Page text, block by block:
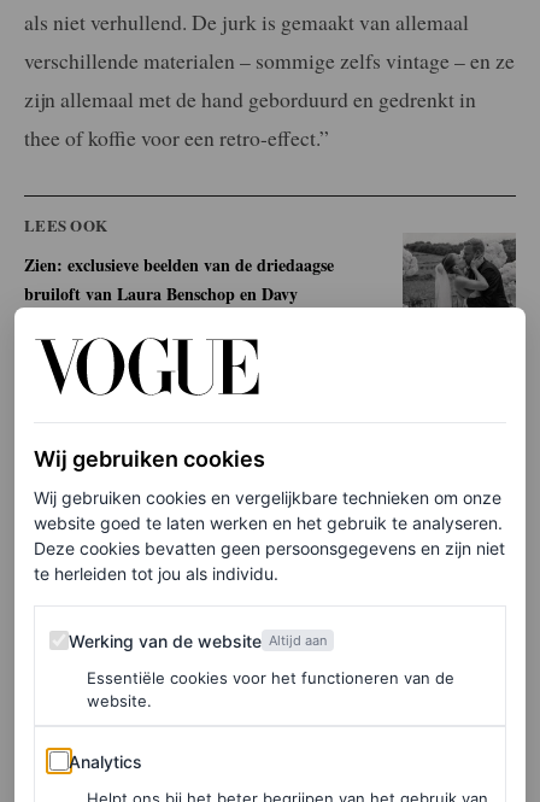
als niet verhullend. De jurk is gemaakt van allemaal
verschillende materialen – sommige zelfs vintage – en ze
zijn allemaal met de hand geborduurd en gedrenkt in
thee of koffie voor een retro-effect.”
LEES OOK
Zien: exclusieve beelden van de driedaagse
bruiloft van Laura Benschop en Davy
MARJOLEIN VAN DEN BRAND
Bekende gasten
Het feest begon met een reeks spontane optredens van
gasten, waaronder Vodianova’s zoon Viktor, die twee
klassieke stukken op de vleugel speelde; Skin van Skunk
Chachki; en model Loli Bahia. “Alles wat er rond de
– we deden precies wat we wilden. Het was een prachtige
Wij gebruiken cookies
Wij gebruiken cookies en vergelijkbare technieken om onze
website goed te laten werken en het gebruik te analyseren.
Deze cookies bevatten geen persoonsgegevens en zijn niet
te herleiden tot jou als individu.
Werking van de website
Werking van de website Altijd aan
Essentiële cookies voor het functioneren van de
website.
Analytics
Analytics